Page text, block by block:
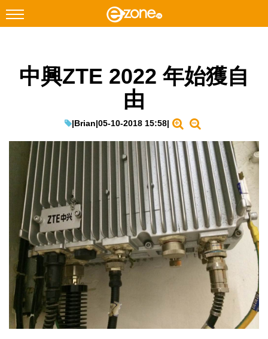
Facebook Instagram
遊戲動漫
教學評測
EduTech
IT Times
生成式AI與雲端應用
Enterprise Digital Transformation
特集
中興ZTE 2022 年始獲自
由
|Brian|05-10-2018 15:58|